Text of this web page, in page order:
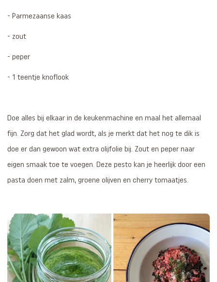
- Parmezaanse kaas
- zout
- peper
- 1 teentje knoflook
Doe alles bij elkaar in de keukenmachine en maal het allemaal
fijn. Zorg dat het glad wordt, als je merkt dat het nog te dik is
doe er dan gewoon wat extra olijfolie bij. Zout en peper naar
eigen smaak toe te voegen. Deze pesto kan je heerlijk door een
pasta doen met zalm, groene olijven en cherry tomaatjes.